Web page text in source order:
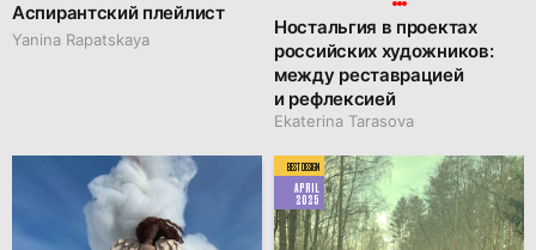
Аспирантский плейлист
Yanina Rapatskaya
Ностальгия в проектах
российских художников:
между реставрацией
и рефлексией
Ekaterina Tarasova
BEST DESIGN
APRIL
2025